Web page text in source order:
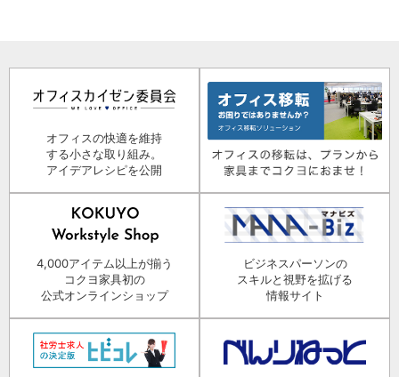
オフィスの快適を維持
する小さな取り組み。
アイデアレシピを公開
4,000アイテム以上が揃う
コクヨ家具初の
公式オンラインショップ
ビジネスパーソンの
スキルと視野を拡げる
情報サイト